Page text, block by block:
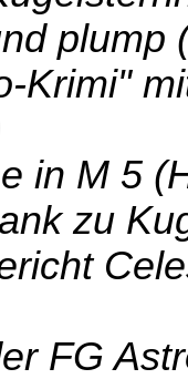
plump
Krimi"
in M 5
zu
FG